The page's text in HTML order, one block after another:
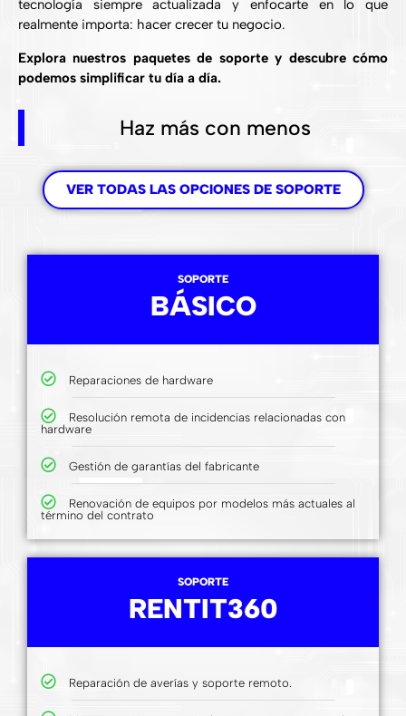
SOPORTE
BÁSICO
Reparaciones de hardware
Resolución remota de incidencias relacionadas con
hardware
Gestión de garantías del fabricante
Renovación de equipos por modelos más actuales al
término del contrato
SOPORTE
RENTIT360
Reparación de averías y soporte remoto.
tecnología siempre actualizada y enfocarte en lo que
realmente importa: hacer crecer tu negocio.
Explora nuestros paquetes de soporte y descubre cómo
podemos simplificar tu día a día.
Haz más con menos
VER TODAS LAS OPCIONES DE SOPORTE